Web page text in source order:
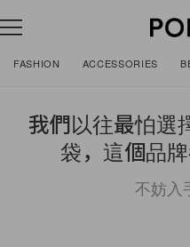
FASHION ACCESSORIES
我們以往最怕選
袋，這個品
不妨入